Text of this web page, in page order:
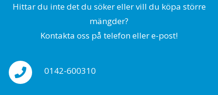
Hittar du inte det du söker eller vill du köpa större
mängder?
Kontakta oss på telefon eller e-post!
0142-600310